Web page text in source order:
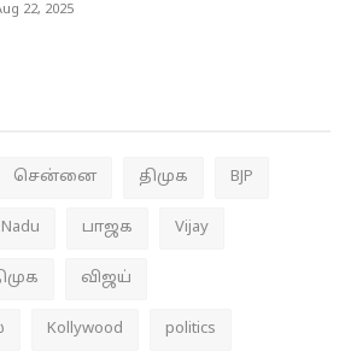
22, 2025
சென்னை திமுக BJP
பாஜக Vijay
விஜய்
Kollywood politics